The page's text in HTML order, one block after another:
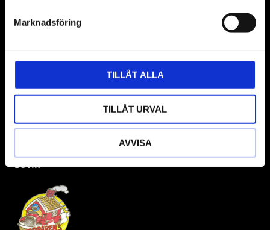
Marknadsföring
TILLÅT ALLA
TILLÅT URVAL
AVVISA
gärna om vad som helst då vi gör vårt yttersta för att hjälpa
kunden.
BUTIK